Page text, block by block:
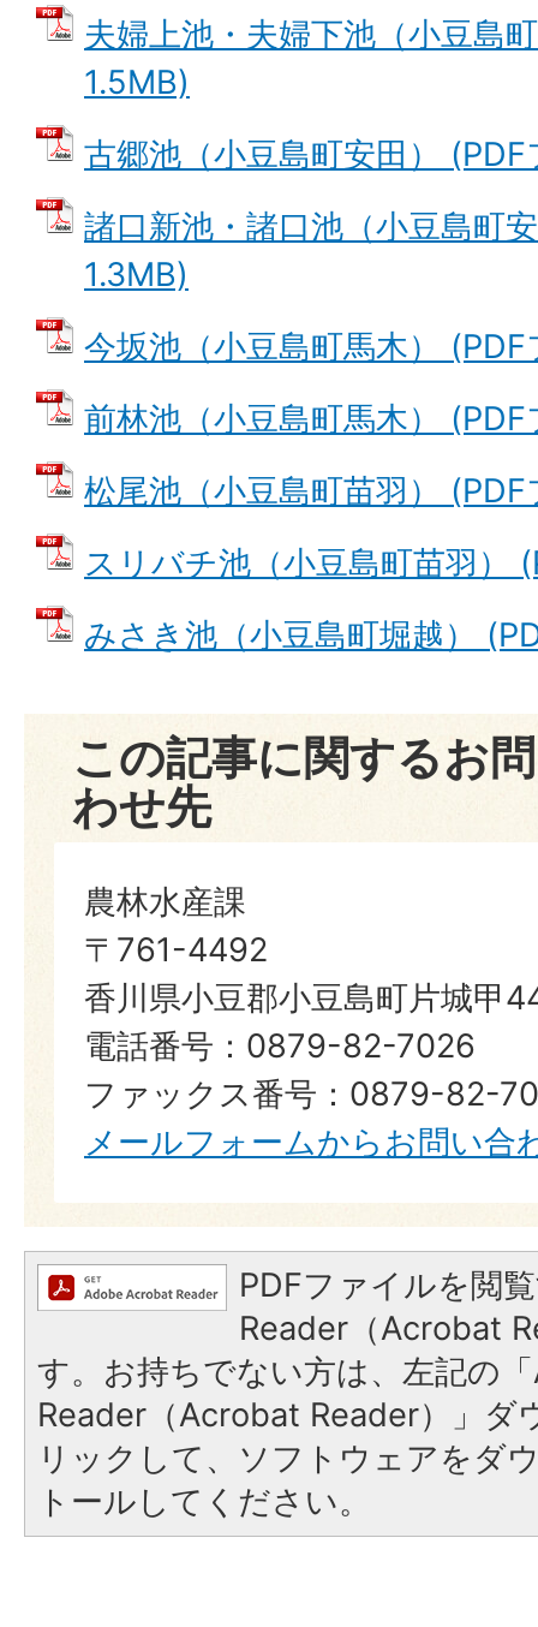
夫婦上池・夫婦下池（小豆島
1.5MB)
古郷池（小豆島町安田）
諸口新池・諸口池（小豆島町
1.3MB)
今坂池（小豆島町馬木）
前林池（小豆島町馬木）
松尾池（小豆島町苗羽）
スリバチ池（小豆島町苗羽）
みさき池（小豆島町堀越）
この記事に関するお
わせ先
農林水産課
〒761-4492
香川県小豆郡小豆島町片城甲
電話番号：0879-82-7026
ファックス番号：0879-82-
メールフォームからお問い合
PDFファイルを閲
Reader（Acrobat
す。お持ちでない方は、左記の
Reader（Acrobat Reader）」ダ
リックして、ソフトウェアをダ
トールしてください。